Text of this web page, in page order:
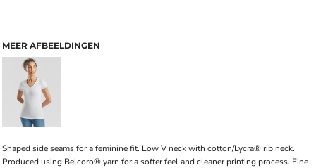
MEER AFBEELDINGEN
Shaped side seams for a feminine fit. Low V neck with cotton/Lycra® rib neck.
Produced using Belcoro® yarn for a softer feel and cleaner printing process. Fine